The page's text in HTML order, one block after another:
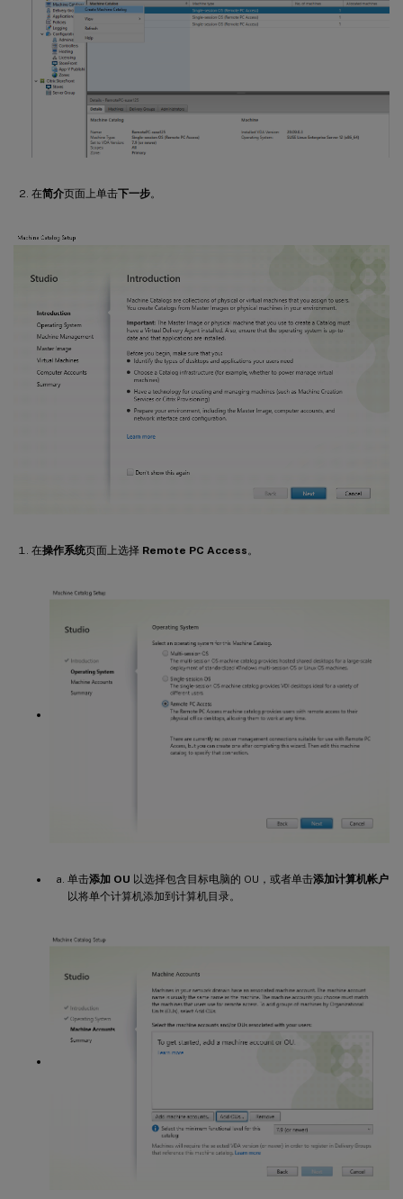
在简介页面上单击下一步。
在操作系统页面上选择 Remote PC Access 。
单击添加 OU 以选择包含目标电脑的 OU，或者单击添加计算机帐户
以将单个计算机添加到计算机目录。